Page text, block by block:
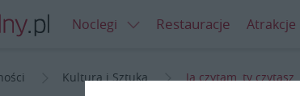
Noclegi Restauracje Atrakcje
Kultura i Sztuka Ja czytam, ty